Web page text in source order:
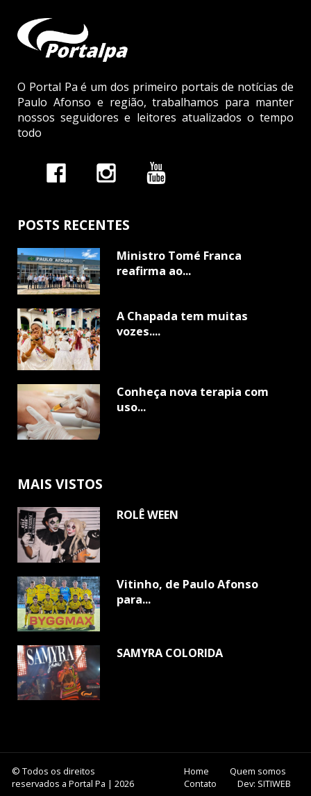
O Portal Pa é um dos primeiro portais de notícias de
Paulo Afonso e região, trabalhamos para manter
nossos seguidores e leitores atualizados o tempo
todo
POSTS RECENTES
Ministro Tomé Franca
reafirma ao...
A Chapada tem muitas
vozes....
Conheça nova terapia com
uso...
MAIS VISTOS
ROLÊ WEEN
Vitinho, de Paulo Afonso
para...
SAMYRA COLORIDA
© Todos os direitos
reservados a Portal Pa | 2026
Home
Quem somos
Contato
Dev: SITIWEB